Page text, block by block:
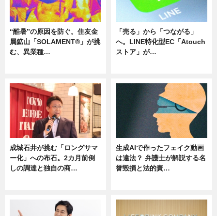
“酷暑”の原因を防ぐ。住友金
属鉱山「SOLAMENT®」が挑
む、異業種…
「売る」から「つながる」
へ。LINE特化型EC「Atouch
ストア」が…
成城石井が挑む「ロングサマ
ー化」への布石。2カ月前倒
しの調達と独自の商…
生成AIで作ったフェイク動画
は違法？ 弁護士が解説する名
誉毀損と法的責…